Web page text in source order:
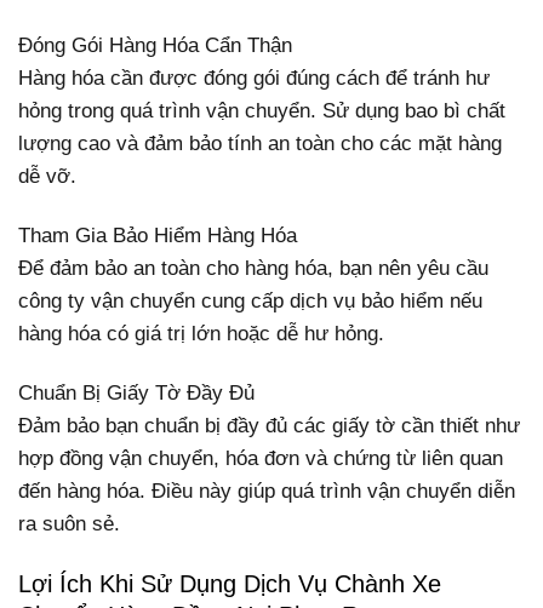
Đóng Gói Hàng Hóa Cẩn Thận
Hàng hóa cần được đóng gói đúng cách để tránh hư
hỏng trong quá trình vận chuyển. Sử dụng bao bì chất
lượng cao và đảm bảo tính an toàn cho các mặt hàng
dễ vỡ.
Tham Gia Bảo Hiểm Hàng Hóa
Để đảm bảo an toàn cho hàng hóa, bạn nên yêu cầu
công ty vận chuyển cung cấp dịch vụ bảo hiểm nếu
hàng hóa có giá trị lớn hoặc dễ hư hỏng.
Chuẩn Bị Giấy Tờ Đầy Đủ
Đảm bảo bạn chuẩn bị đầy đủ các giấy tờ cần thiết như
hợp đồng vận chuyển, hóa đơn và chứng từ liên quan
đến hàng hóa. Điều này giúp quá trình vận chuyển diễn
ra suôn sẻ.
Lợi Ích Khi Sử Dụng Dịch Vụ Chành Xe